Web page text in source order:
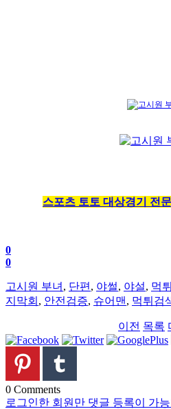
스포츠 토토 대상경기 전
0
0
고시원 부녀 , 단편 , 야썰, 야설, 먹
지막회 , 안전검증, 슈어맨 , 먹튀검
이전 목록
0 Comments
로그인한 회원만 댓글 등록이 가